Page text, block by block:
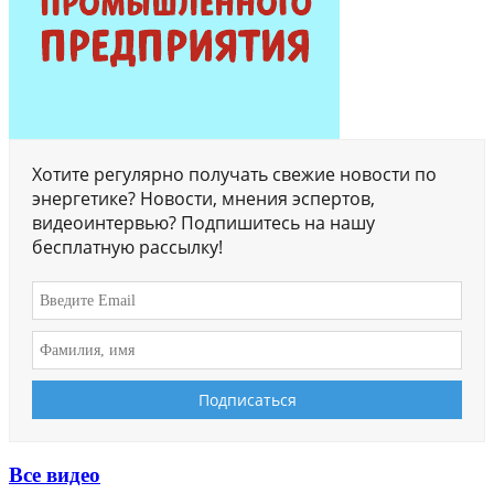
Хотите регулярно получать свежие новости по
энергетике? Новости, мнения эспертов,
видеоинтервью? Подпишитесь на нашу
бесплатную рассылку!
Все видео